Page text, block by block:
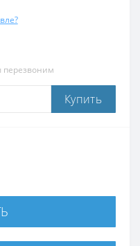
перезвоним
Купить